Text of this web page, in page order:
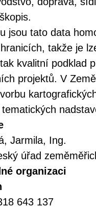
jsou tato data
takže je
kvalitní podklad
projektů. V
Jarmila, Ing.
úřad
organizaci
643 137